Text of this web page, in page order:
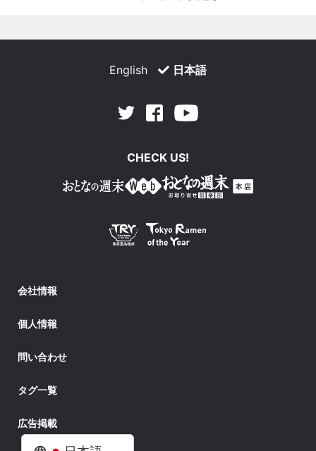
English 日本語
Twitter Facebook
CHECK US!
会社情報
個人情報
問い合わせ
タグ一覧
広告掲載